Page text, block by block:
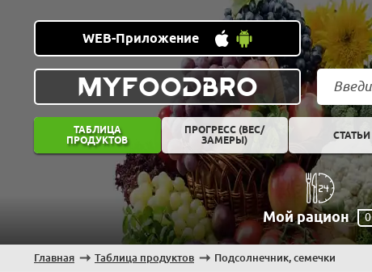
WEB-Приложение
MYFOODBRO
ТАБЛИЦА
ПРОДУКТОВ
ПРОГРЕСС (ВЕС/
ЗАМЕРЫ)
СТАТЬИ
Мой рацион 0
Главная Таблица продуктов Подсолнечник, семечки